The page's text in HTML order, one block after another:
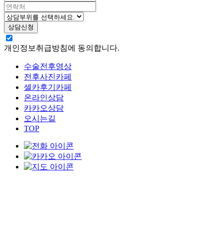
개인정보취급방침에 동의합니다.
수술전후영상
전후사진카페
셀카후기카페
온라인상담
카카오상담
오시는길
TOP